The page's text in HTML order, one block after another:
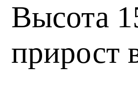
Высота
прирост